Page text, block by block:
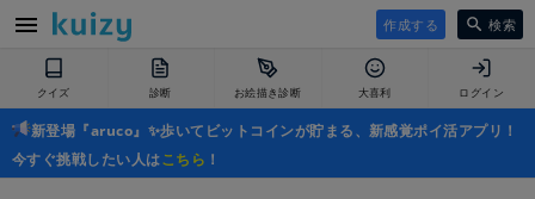
作成する 検索
クイズ 診断 お絵描き診断 大喜利 ログイン
新登場『aruco』✨歩いてビットコインが貯まる、新感覚ポイ活アプリ！
今すぐ挑戦したい人はこちら ！